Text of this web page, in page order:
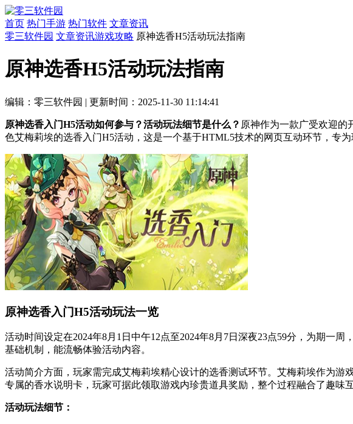
首页 热门手游 热门软件 文章资讯
零三软件园 文章资讯游戏攻略 原神选香H5活动玩法指南
原神选香H5活动玩法指南
编辑：零三软件园 | 更新时间：2025-11-30 11:14:41
原神选香入门H5活动如何参与？活动玩法细节是什么？ 原神作为一款广受欢迎的
色艾梅莉埃的选香入门H5活动，这是一个基于HTML5技术的网页互动环节，专
原神选香入门H5活动玩法一览
活动时间设定在2024年8月1日中午12点至2024年8月7日深夜23点59分，为期一
基础机制，能流畅体验活动内容。
活动简介方面，玩家需完成艾梅莉埃精心设计的选香测试环节。艾梅莉埃作为
专属的香水说明卡，玩家可据此领取游戏内珍贵道具奖励，整个过程融合了趣味
活动玩法细节：